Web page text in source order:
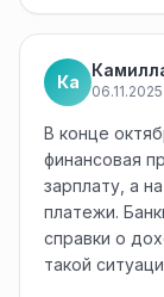
Ка 06.11.2025
В конце
финансовая
зарплату, а
платежи.
справки о
такой